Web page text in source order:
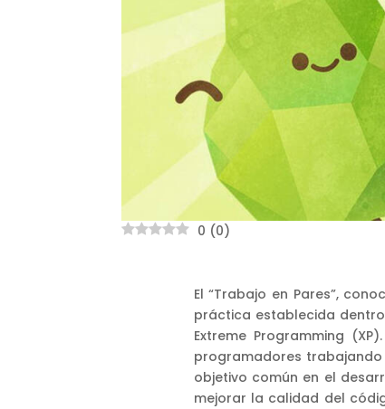
0 (0)
El “Trabajo en Pares”,
práctica establecida
Extreme Programming
programadores
objetivo común en el
mejorar la calidad del